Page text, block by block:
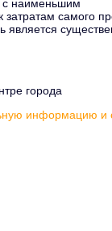
с наименьшим
самого
является
города
информацию и